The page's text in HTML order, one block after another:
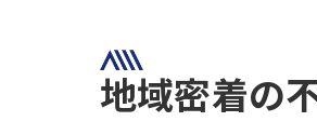
地域密着の